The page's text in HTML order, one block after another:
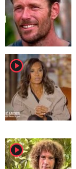
player2
player2